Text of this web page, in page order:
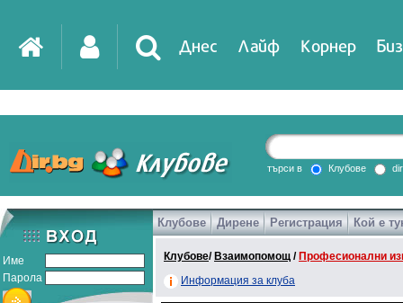
Днес Лайф Корнер
DirTV Impressio
Games
търси в Клубове
Име
Парола
Клубове Дирене Регистрация Кой е
Клубове/ Взаимопомощ / Професионални
Информация за клуба